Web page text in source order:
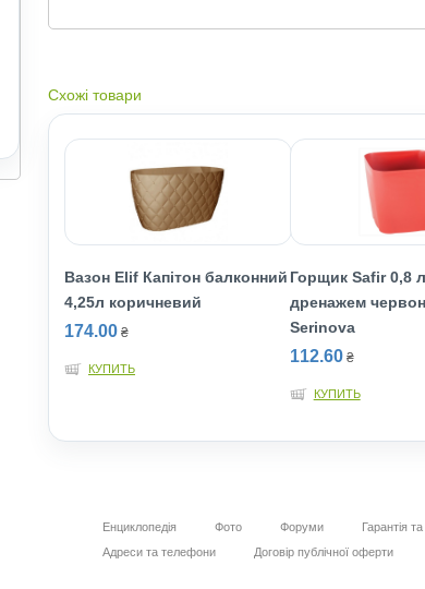
Схожі товари
Вазон Elif Капітон балконний
4,25л коричневий
174.00 ₴
КУПИТЬ
Горщик Safir 0,8
дренажем
Serinova
112.60 ₴
КУПИТЬ
Енциклопедія
Фото Форуми Гарантія
Адреси та телефони
Договір публічної оферти